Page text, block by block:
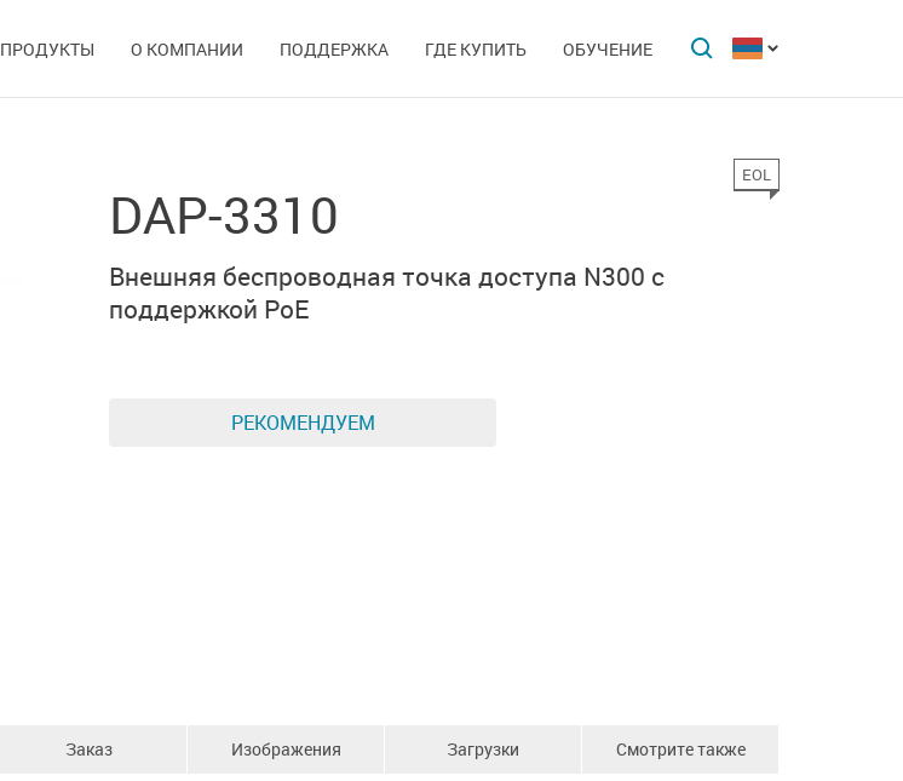
ПРОДУКТЫ О КОМПАНИИ ПОДДЕРЖКА ГДЕ КУПИТЬ ОБУЧЕНИЕ
DAP-3310
EOL
Внешняя беспроводная точка доступа N300 с
поддержкой PoE
РЕКОМЕНДУЕМ
Заказ Изображения Загрузки Смотрите также